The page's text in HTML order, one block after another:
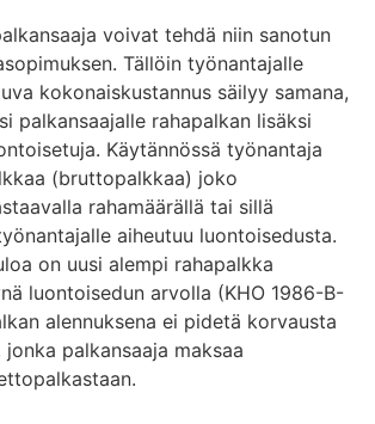
voivat tehdä niin sanotun
Tällöin työnantajalle
kokonaiskustannus säilyy samana,
palkansaajalle rahapalkan lisäksi
Käytännössä työnantaja
(bruttopalkkaa) joko
rahamäärällä tai sillä
aiheutuu luontoisedusta.
on uusi alempi rahapalkka
luontoisedun arvolla (KHO 1986-B-
alennuksena ei pidetä korvausta
palkansaaja maksaa